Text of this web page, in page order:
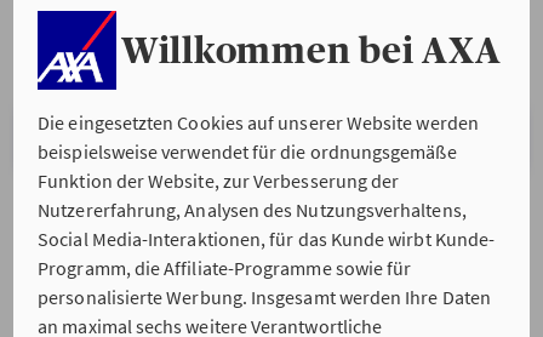
Willkommen bei AXA
Die eingesetzten Cookies auf unserer Website werden
beispielsweise verwendet für die ordnungsgemäße
Funktion der Website, zur Verbesserung der
Nutzererfahrung, Analysen des Nutzungsverhaltens,
Social Media-Interaktionen, für das Kunde wirbt Kunde-
Programm, die Affiliate-Programme sowie für
personalisierte Werbung. Insgesamt werden Ihre Daten
an maximal sechs weitere Verantwortliche
VERSTANDEN & WEITER